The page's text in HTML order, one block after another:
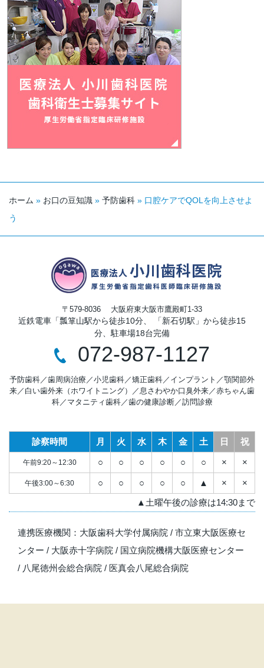
ホーム » お口の豆知識 » 予防歯科 » 口腔ケアでQOLを向上させよ
う
〒579-8036 大阪府東大阪市鷹殿町1-33
近鉄電車「瓢箪山駅から徒歩10分、 「新石切駅」から徒歩15
分、駐車場18台完備
072-987-1127
予防歯科／歯周病治療 ／小児歯科／矯正歯科／ インプラント ／顎関節外
来／ 白い歯外来（ホワイトニング） ／息さわやか口臭外来／赤ちゃん歯
科／ マタニティ歯科／歯の健康診断／訪問診療
診察時間 月 火 水 木 金 土 日 祝
午前9:20～12:30 ○ ○ ○ ○ ○ ○ × ×
午後3:00～6:30 ○ ○ ○ ○ ○ ▲ ×
×
▲土曜午後の診療は14:30まで
連携医療機関： 大阪歯科大学付属病院 / 市立東大阪医療セ
ンター / 大阪赤十字病院 / 国立病院機構大阪医療センター
/ 八尾徳州会総合病院 / 医真会八尾総合病院